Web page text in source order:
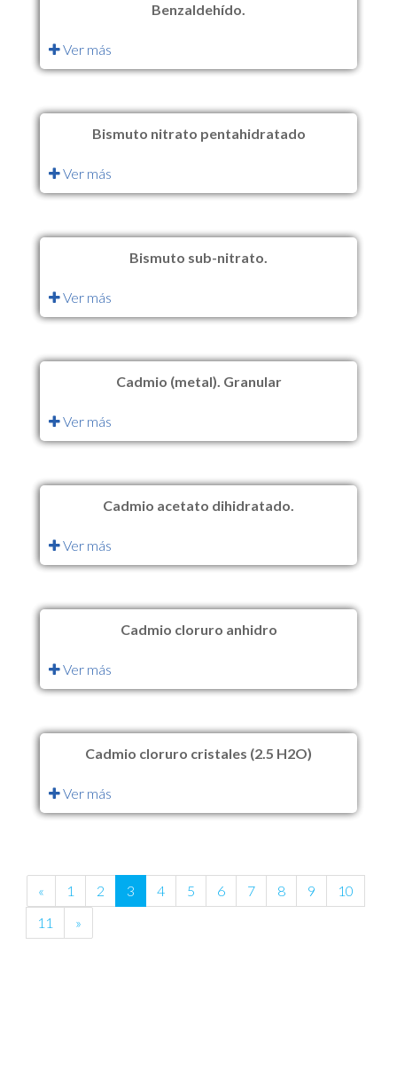
Benzaldehído.
Ver más
Bismuto nitrato pentahidratado
Ver más
Bismuto sub-nitrato.
Ver más
Cadmio (metal). Granular
Ver más
Cadmio acetato dihidratado.
Ver más
Cadmio cloruro anhidro
Ver más
Cadmio cloruro cristales (2.5 H2O)
Ver más
« 1 2 3 4 5 6 7 8 9
10
11
»